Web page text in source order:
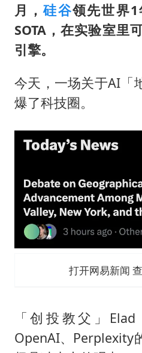
月，硅谷领先世界
SOTA，在实验室里
引擎。
今天，一场关于AI「
爆了科技圈。
打开网易新闻
「创投教父」
OpenAI、Perplexity